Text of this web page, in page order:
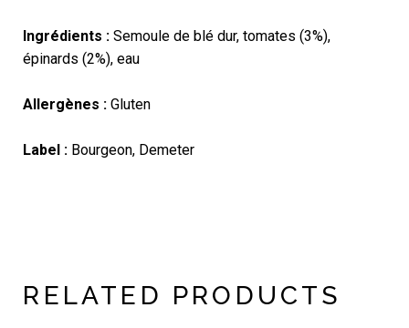
Ingrédients : Semoule de blé dur, tomates (3%),
épinards (2%), eau
Allergènes : Gluten
Label : Bourgeon, Demeter
RELATED PRODUCTS